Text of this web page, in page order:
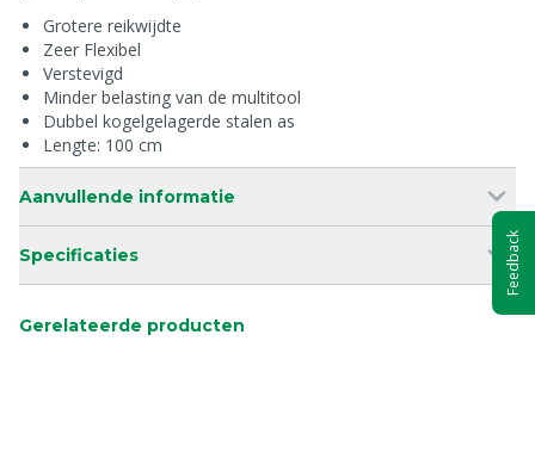
Grotere reikwijdte
Zeer Flexibel
Verstevigd
Minder belasting van de multitool
Dubbel kogelgelagerde stalen as
Lengte: 100 cm
Aanvullende informatie
Specificaties
Gerelateerde producten
Feedback